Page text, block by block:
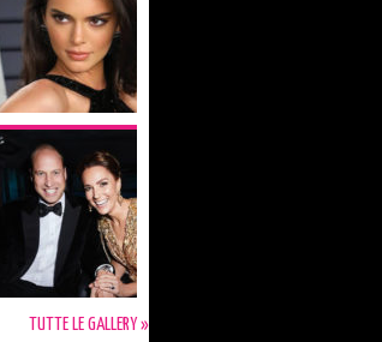
TUTTE LE GALLERY »